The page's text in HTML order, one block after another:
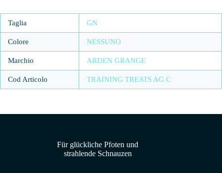
Taglia GN
Colore NESSUNO
Marchio ARDEN GRANGE
Cod Articolo TRAINING TREATS AG C
Für glückliche Pfoten und
strahlende Schnauzen